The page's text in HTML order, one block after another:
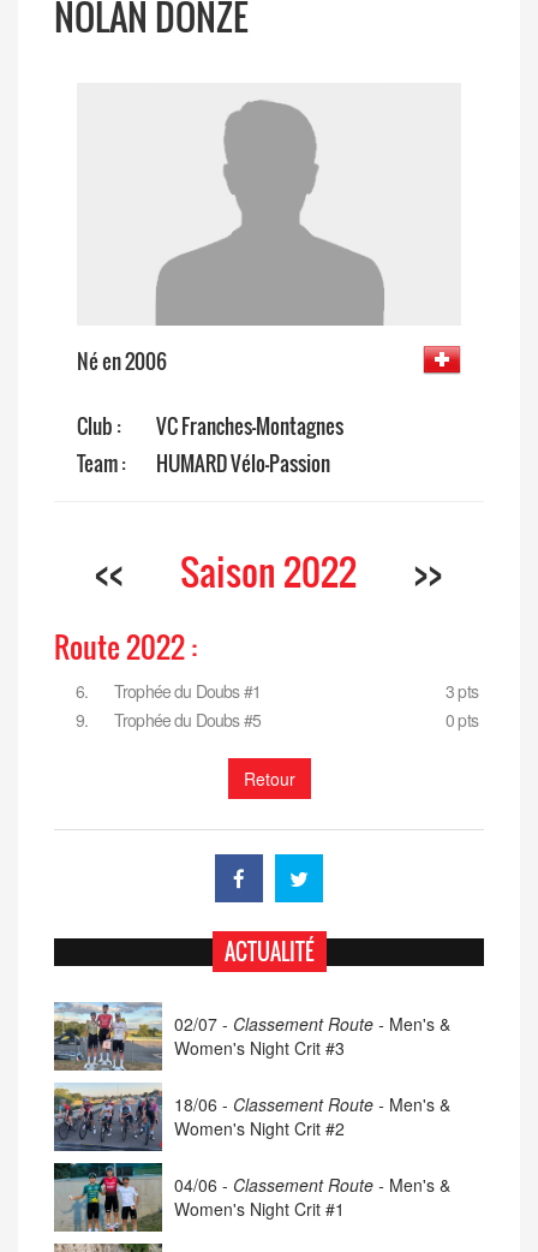
NOLAN DONZÉ
Né en 2006
Club :
VC Franches-Montagnes
Team :
HUMARD Vélo-Passion
<< Saison 2022 >>
Route 2022 :
6. Trophée du Doubs #1
3 pts
9.
Trophée du Doubs #5 0 pts
Retour
ACTUALITÉ
02/07 - Classement Route - Men's &
Women's Night Crit #3
18/06 - Classement Route - Men's &
Women's Night Crit #2
04/06 - Classement Route - Men's &
Women's Night Crit #1